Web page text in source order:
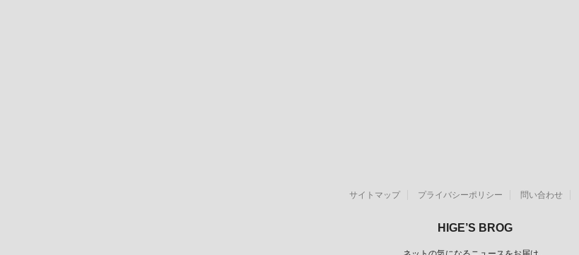
サイトマップ プライバシーポリシー 問い合わせ
HIGE’S BROG